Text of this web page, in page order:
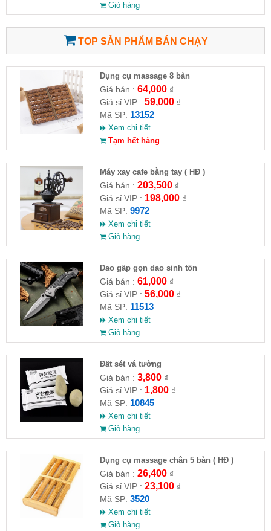
Giỏ hàng
TOP SẢN PHẨM BÁN CHẠY
Dụng cụ massage 8 bàn
Giá bán : 64,000₫
Giá sỉ VIP : 59,000₫
Mã SP: 13152
Xem chi tiết
Tạm hết hàng
Máy xay cafe bằng tay ( HĐ )
Giá bán : 203,500₫
Giá sỉ VIP : 198,000₫
Mã SP: 9972
Xem chi tiết
Giỏ hàng
Dao gấp gọn dao sinh tồn
Giá bán : 61,000₫
Giá sỉ VIP : 56,000₫
Mã SP: 11513
Xem chi tiết
Giỏ hàng
Đất sét vá tường
Giá bán : 3,800₫
Giá sỉ VIP : 1,800₫
Mã SP: 10845
Xem chi tiết
Giỏ hàng
Dụng cụ massage chân 5 bàn ( HĐ )
Giá bán : 26,400₫
Giá sỉ VIP : 23,100₫
Mã SP: 3520
Xem chi tiết
Giỏ hàng